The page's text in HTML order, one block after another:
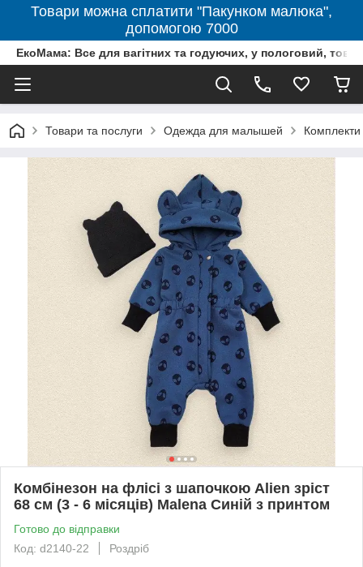
Товари можна сплатити "Пакунком малюка",
допомогою 7000
ЕкоМама: Все для вагітних та годуючих, у пологовий,
Товари та послуги Одежда для малышей
Комбінезон на флісі з шапочкою Alien зріст
68 см (3 - 6 місяців) Malena Синій з принтом
Готово до відправки
Код: d2140-22
Роздріб